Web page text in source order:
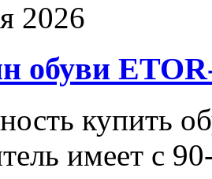
2026
обуви
купить
имеет с